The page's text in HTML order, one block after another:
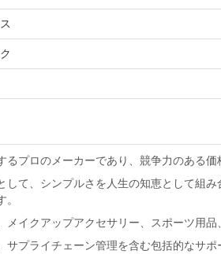
プロのメーカーであり、競争力のある価
て、シンプルさを人生の知恵として組
イクアップアクセサリー、スポーツ用品
プライチェーン管理を含む包括的なサ